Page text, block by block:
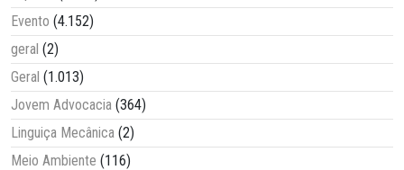
Evento (4.152)
geral (2)
Geral (1.013)
Jovem Advocacia (364)
Linguiça Mecânica (2)
Meio Ambiente (116)